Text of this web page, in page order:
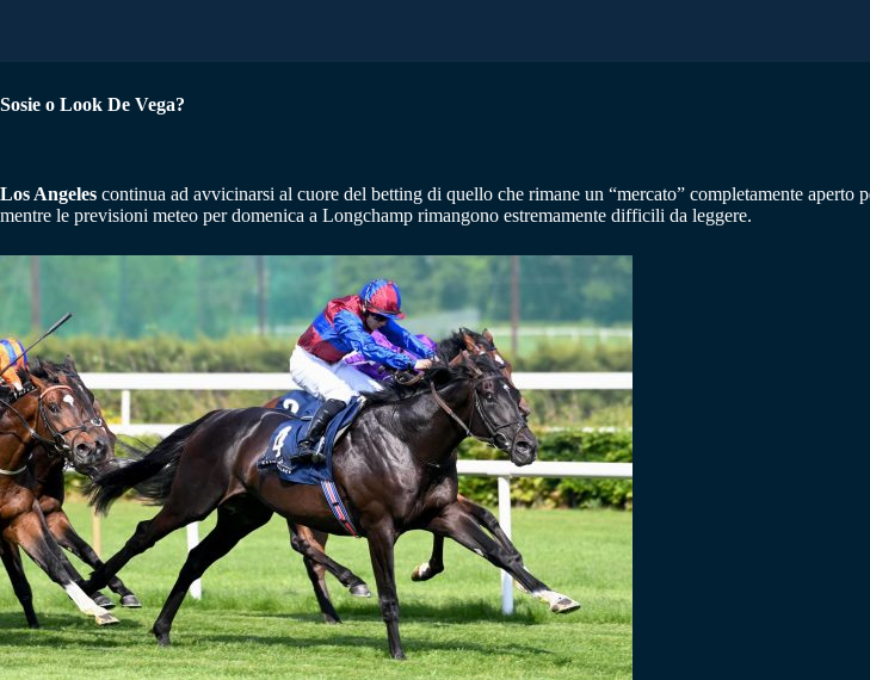
Sosie o Look De Vega?
Los Angeles continua ad avvicinarsi al cuore del betting di quello che rimane un “mercato” completamente
mentre le previsioni meteo per domenica a Longchamp rimangono estremamente difficili da leggere.